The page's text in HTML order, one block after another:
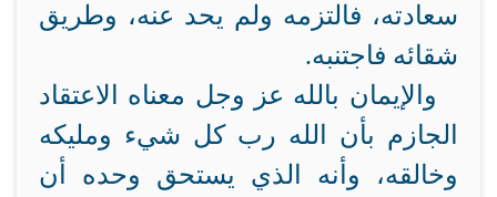
سعادته، فالتزمه ولم يحد عنه، وطريق
شقائه فاجتنبه.
والإيمان بالله عز وجل معناه الاعتقاد
الجازم بأن الله رب كل شيء ومليكه
وخالقه، وأنه الذي يستحق وحده أن